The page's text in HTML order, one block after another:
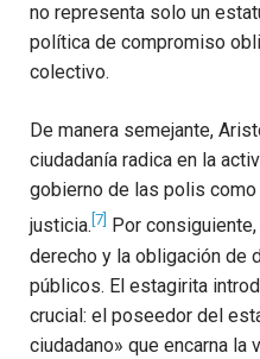
no representa solo un
política de compromiso
colectivo.
De manera semejante,
ciudadanía radica en la
gobierno de las polis
justicia. [7]
Por
derecho y la obligación de
públicos. El estagirita
crucial: el poseedor del
ciudadano» que encarna la